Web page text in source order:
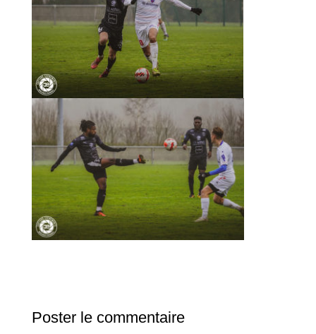
Poster le commentaire